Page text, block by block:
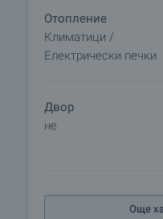
Отопление
Климатици /
Електрически печки
Двор
не
Още